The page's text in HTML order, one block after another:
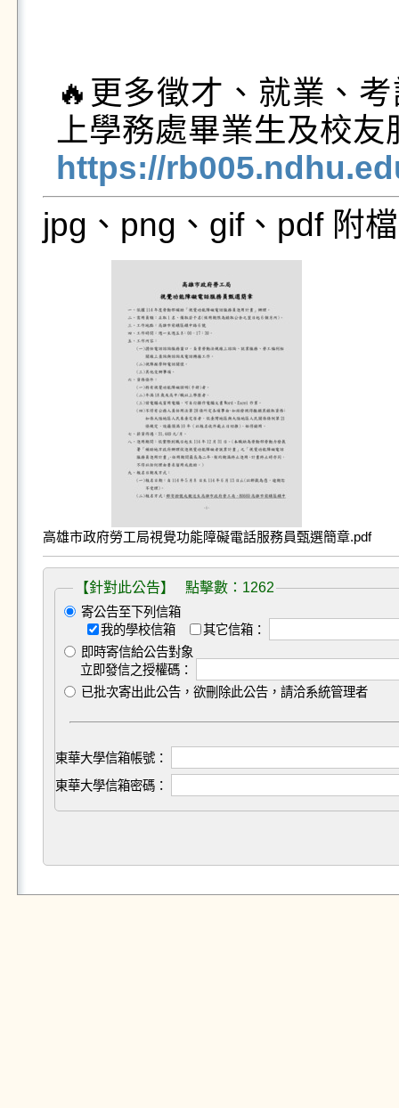
🔥更多徵才、就業、
https://
jpg、png、gif、pdf 附
高雄市政府勞工局視覺功能障礙電話服務員甄選簡章.pdf
【針對此公告】 點擊數：1262
寄公告至下列信箱
我的學校信箱
其它信箱：
即時寄信給公告對象
立即發信之授權碼：
已批次寄出此公告，欲刪除此公告，請洽系統管理者
東華大學信箱帳號：
東華大學信箱密碼：